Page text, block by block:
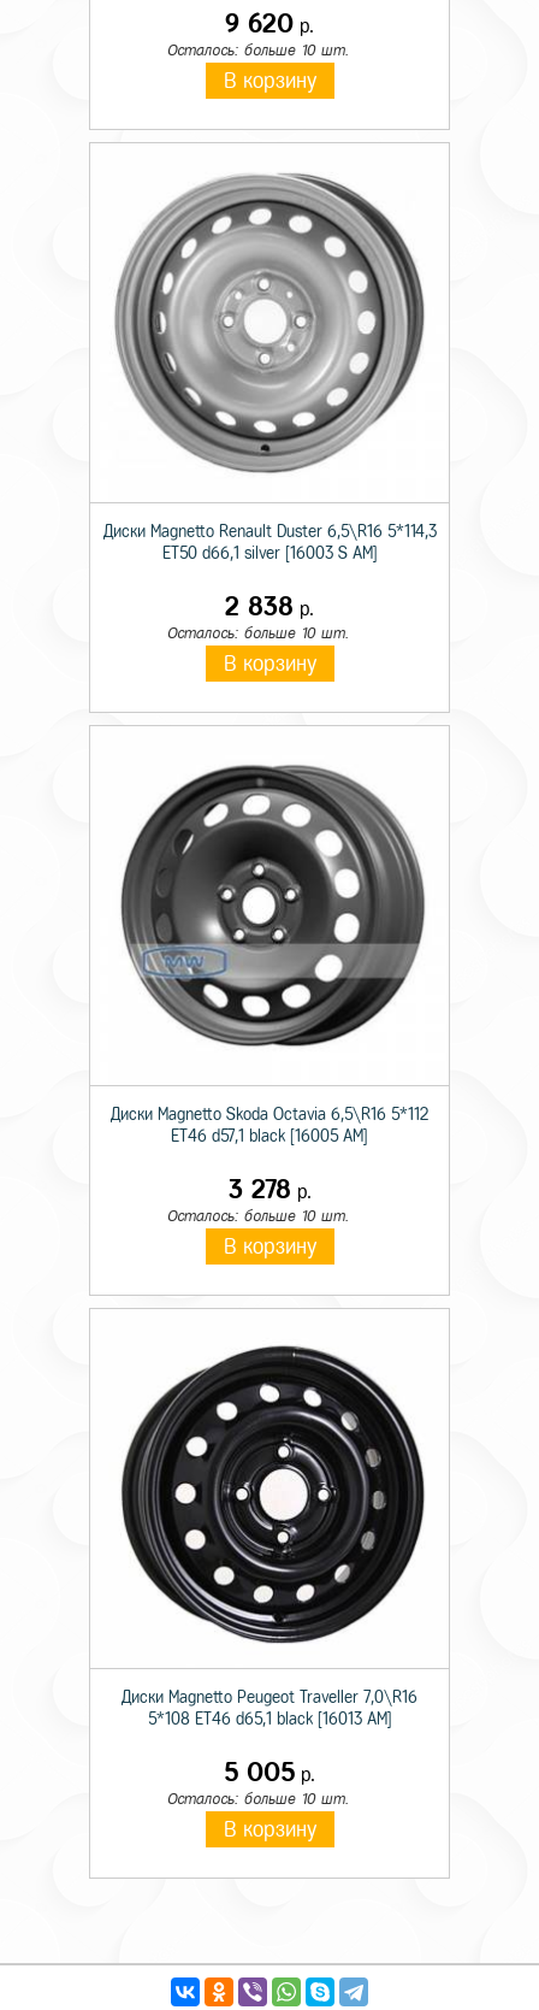
9 620 р.
Осталось: больше 10 шт.
В корзину
Диски Magnetto Renault Duster 6,5\R16 5*114,3
ET50 d66,1 silver [16003 S AM]
2 838 р.
Осталось: больше 10 шт.
В корзину
Диски Magnetto Skoda Octavia 6,5\R16 5*112
ET46 d57,1 black [16005 AM]
3 278 р.
Осталось: больше 10 шт.
В корзину
Диски Magnetto Peugeot Traveller 7,0\R16
5*108 ET46 d65,1 black [16013 AM]
5 005 р.
Осталось: больше 10 шт.
В корзину